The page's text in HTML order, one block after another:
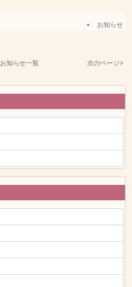
お知らせ
お知らせ一覧 次のページ>